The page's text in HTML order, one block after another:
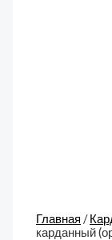
Главная /
карданный